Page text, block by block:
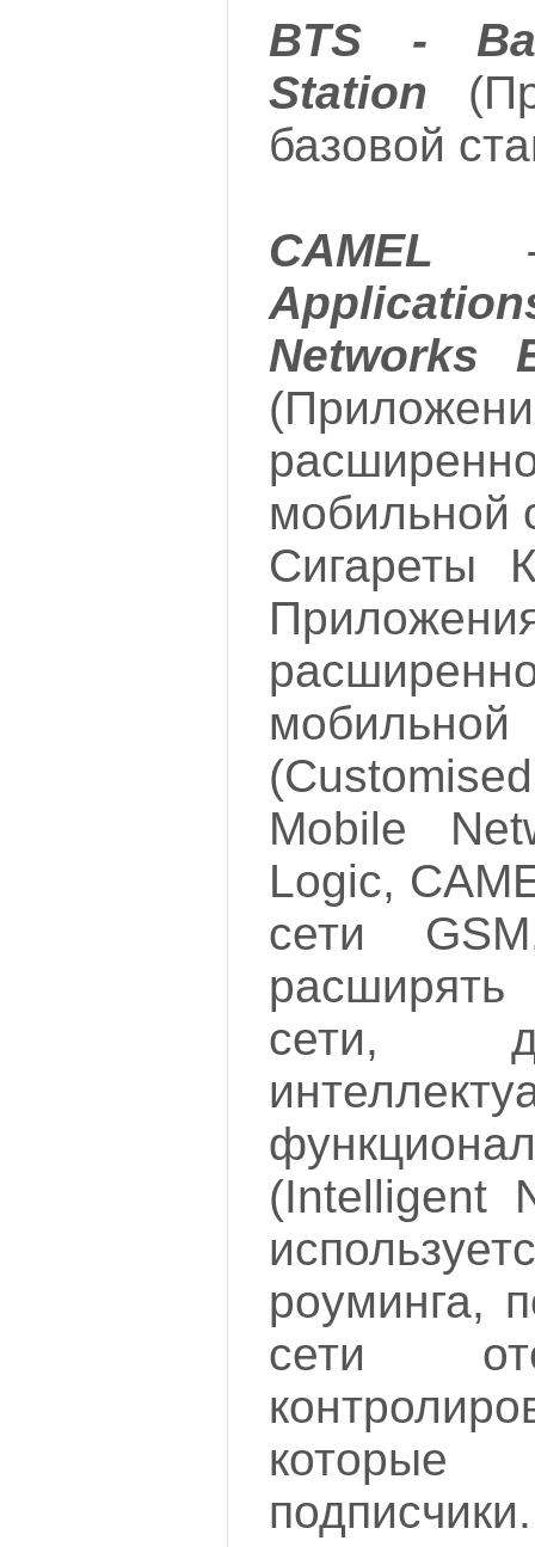
BTS -
Station
базовой
CAMEL
Networks
мобильной
Сигареты
Mobile
Logic,
сети
сети,
(Intelligent
роуминга,
сети